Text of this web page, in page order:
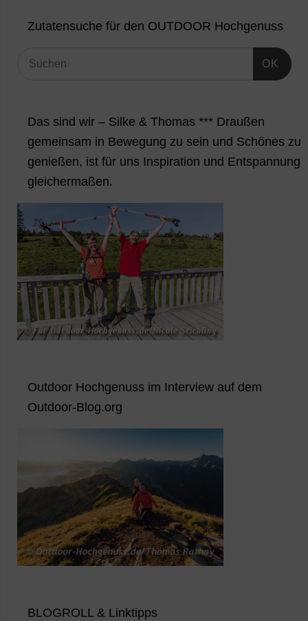
Zutatensuche für den OUTDOOR Hochgenuss
OK
Das sind wir – Silke & Thomas *** Draußen
gemeinsam in Bewegung zu sein und Schönes zu
genießen, ist für uns Inspiration und Entspannung
gleichermaßen.
Outdoor Hochgenuss im Interview auf dem
Outdoor-Blog.org
BLOGROLL & Linktipps